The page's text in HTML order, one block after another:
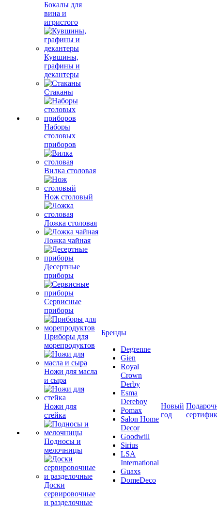
Бокалы для
вина и
игристого
Кувшины,
графины и
декантеры
Стаканы
Наборы
столовых
приборов
Вилка столовая
Нож столовый
Ложка столовая
Ложка чайная
Десертные
приборы
Сервисные
приборы
Приборы для
морепродуктов
Ножи для масла
и сыра
Ножи для
стейка
Подносы и
мелочницы
Доски
сервировочные
и разделочные
Бренды
Degrenne
Gien
Royal
Crown
Derby
Esma
Dereboy
Pomax
Salon Home
Decor
Goodwill
Sirius
LSA
International
Guaxs
DomeDeco
Новый
год